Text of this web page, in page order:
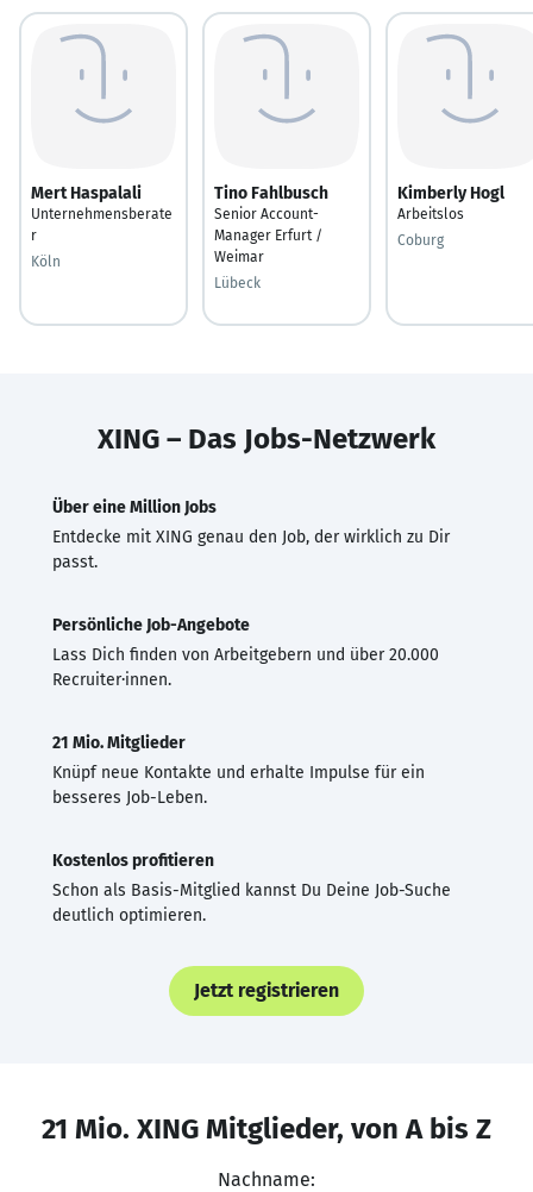
Mert Haspalali
Unternehmensberate
r
Köln
Tino Fahlbusch
Senior Account-
Manager Erfurt /
Weimar
Lübeck
Kimberly Hogl
Arbeitslos
Coburg
XING – Das Jobs-Netzwerk
Über eine Million Jobs
Entdecke mit XING genau den Job, der wirklich zu Dir
passt.
Persönliche Job-Angebote
Lass Dich finden von Arbeitgebern und über 20.000
Recruiter·innen.
21 Mio. Mitglieder
Knüpf neue Kontakte und erhalte Impulse für ein
besseres Job-Leben.
Kostenlos profitieren
Schon als Basis-Mitglied kannst Du Deine Job-Suche
deutlich optimieren.
Jetzt registrieren
21 Mio. XING Mitglieder, von A bis Z
Nachname: